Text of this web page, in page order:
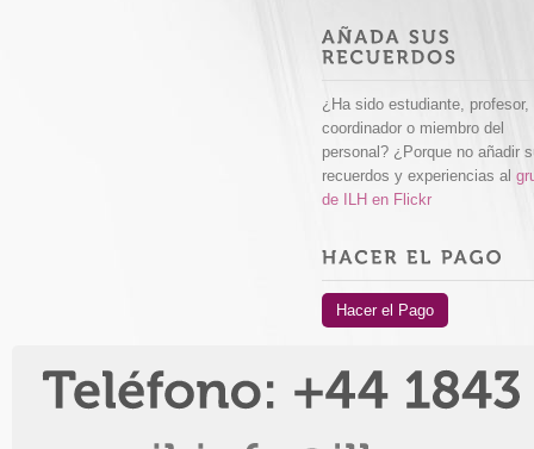
¿Ha sido estudiante, profesor,
coordinador o miembro del
personal? ¿Porque no añadir
recuerdos y experiencias al
de ILH en Flickr
Hacer el Pago